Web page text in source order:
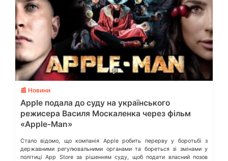
💬
📰 Новини
Apple подала до суду на українського
режисера Василя Москаленка через фільм
«Apple-Man»
Стало відомо, що компанія Apple робить перерву у боротьбі з
державними регулювальними органами та бореться зі змінами у
політиці App Store за рішенням суду, щоб подати власний позов